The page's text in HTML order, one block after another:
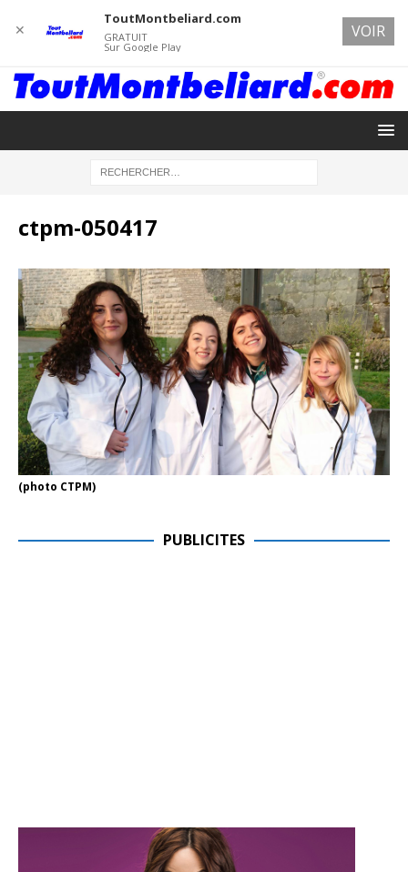
ctpm-050417
(photo CTPM)
PUBLICITES
✕
ToutMontbeliard.com
GRATUIT
Sur Google Play
VOIR